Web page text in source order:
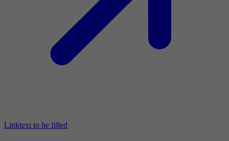
Linktext to be filled